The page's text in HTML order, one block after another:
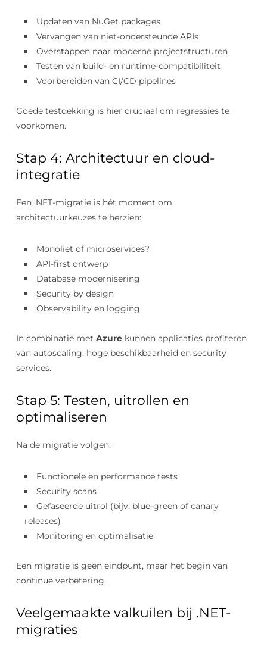
Updaten van NuGet packages
Vervangen van niet-ondersteunde APIs
Overstappen naar moderne projectstructuren
Testen van build- en runtime-compatibiliteit
Voorbereiden van CI/CD pipelines
Goede testdekking is hier cruciaal om regressies te
voorkomen.
Stap 4: Architectuur en cloud-
integratie
Een .NET-migratie is hét moment om
architectuurkeuzes te herzien:
Monoliet of microservices?
API-first ontwerp
Database modernisering
Security by design
Observability en logging
In combinatie met Azurekunnen applicaties profiteren
van autoscaling, hoge beschikbaarheid en security
services.
Stap 5: Testen, uitrollen en
optimaliseren
Na de migratie volgen:
Functionele en performance tests
Security scans
Gefaseerde uitrol (bijv. blue-green of canary
releases)
Monitoring en optimalisatie
Een migratie is geen eindpunt, maar het begin van
continue verbetering.
Veelgemaakte valkuilen bij .NET-
migraties